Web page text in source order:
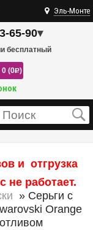
Эль-Монте
65-90▾
бесплатный
(0R)
и отгрузка
не работает.
» Серьги с
Orange